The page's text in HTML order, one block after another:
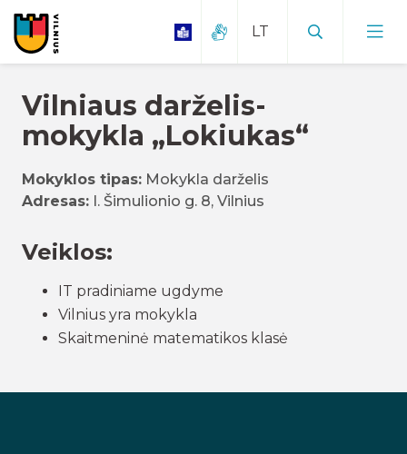
Vilniaus darželis-
mokykla „Lokiukas“
Mokyklos tipas: Mokykla darželis
Adresas: I. Šimulionio g. 8, Vilnius
Veiklos:
IT pradiniame ugdyme
Vilnius yra mokykla
Skaitmeninė matematikos klasė